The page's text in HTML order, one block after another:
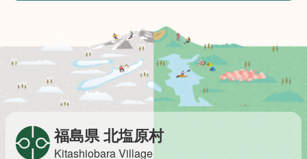
福島県 北塩原村
Kitashiobara Village